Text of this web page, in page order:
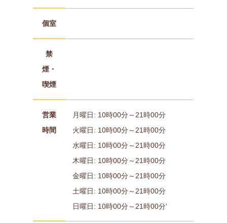
個室
禁
煙・
喫煙
営業
時間
月曜日: 10時00分～21時00分
火曜日: 10時00分～21時00分
水曜日: 10時00分～21時00分
木曜日: 10時00分～21時00分
金曜日: 10時00分～21時00分
土曜日: 10時00分～21時00分
日曜日: 10時00分～21時00分'